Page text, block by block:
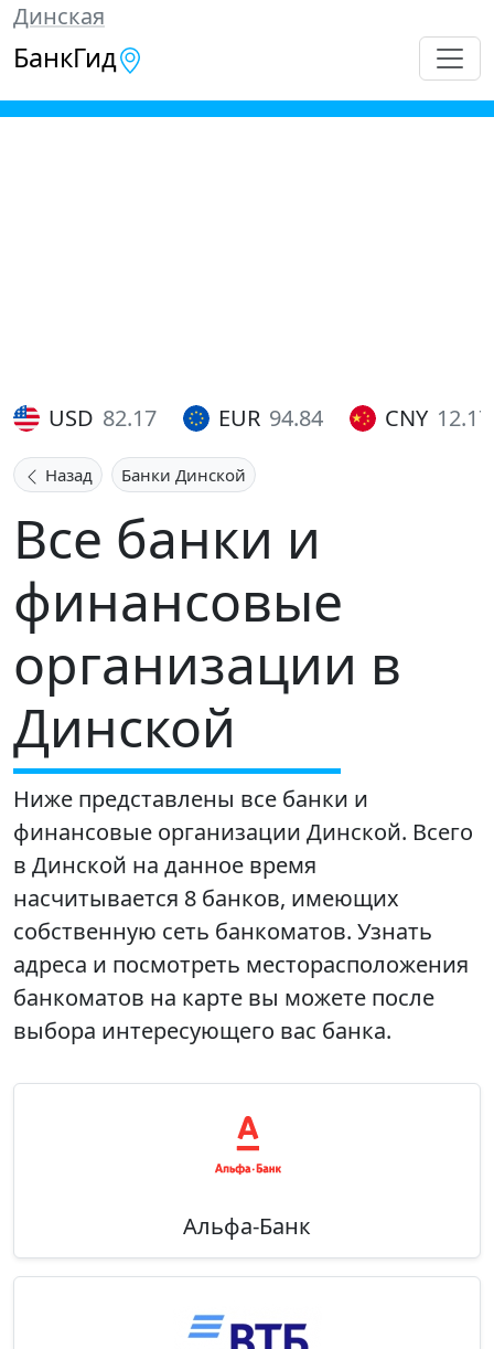
Динская
БанкГид
USD 82.17 EUR 94.84 CNY 12.17
Назад Банки Динской
Все банки и
финансовые
организации в
Динской
Ниже представлены все банки и
финансовые организации Динской. Всего
в Динской на данное время
насчитывается 8 банков, имеющих
собственную сеть банкоматов. Узнать
адреса и посмотреть месторасположения
банкоматов на карте вы можете после
выбора интересующего вас банка.
Альфа-Банк